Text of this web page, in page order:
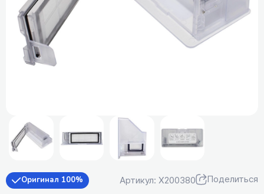
Оригинал 100% Артикул: X200380 Поделиться